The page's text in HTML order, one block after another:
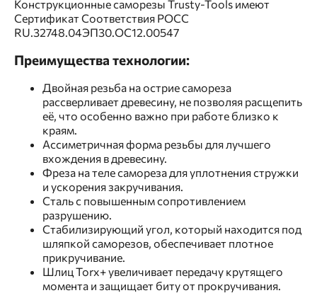
Конструкционные саморезы Trusty-Tools имеют
Сертификат Соответствия POCC
RU.32748.04ЭП30.ОС12.00547
Преимущества технологии:
Двойная резьба на острие самореза
рассверливает древесину, не позволяя расщепить
её, что особенно важно при работе близко к
краям.
Ассиметричная форма резьбы для лучшего
вхождения в древесину.
Фреза на теле самореза для уплотнения стружки
и ускорения закручивания.
Сталь с повышенным сопротивлением
разрушению.
Стабилизирующий угол, который находится под
шляпкой саморезов, обеспечивает плотное
прикручивание.
Шлиц Torx+ увеличивает передачу крутящего
момента и защищает биту от прокручивания.